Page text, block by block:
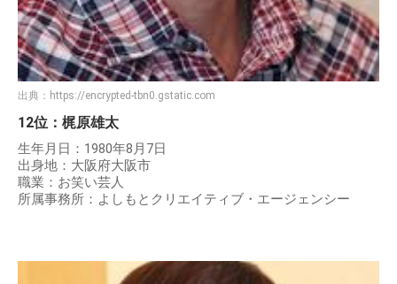
出典： https://encrypted-tbn0.gstatic.com
12位：梶原雄太
生年月日：1980年8月7日
出身地：大阪府大阪市
職業：お笑い芸人
所属事務所：よしもとクリエイティブ・エージェンシー